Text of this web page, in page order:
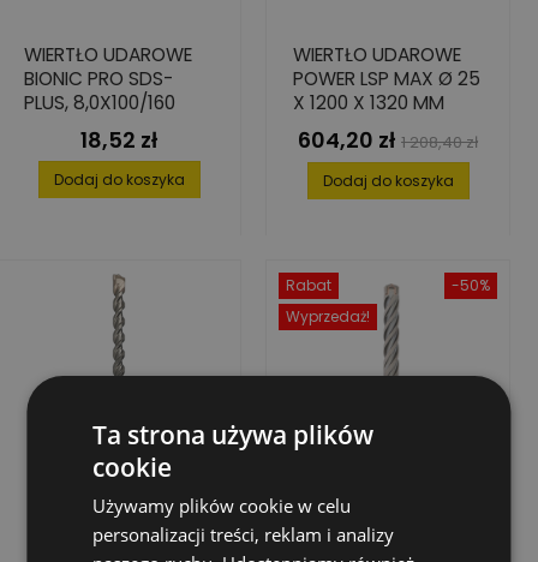
WIERTŁO UDAROWE
BIONIC PRO SDS-
PLUS, 8,0X100/160
Cena
18,52 zł
Dodaj do koszyka
WIERTŁO UDAROWE
POWER LSP MAX Ø 25
X 1200 X 1320 MM
Cena
604,20 zł Cena
podstawowa
1 208,40 zł
Dodaj do koszyka
-50%
Rabat
Wyprzedaż!
Ta strona używa plików
cookie
Używamy plików cookie w celu
personalizacji treści, reklam i analizy